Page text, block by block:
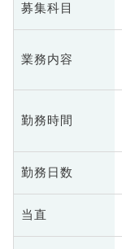
募集科目
業務内容
勤務時間
勤務日数
当直